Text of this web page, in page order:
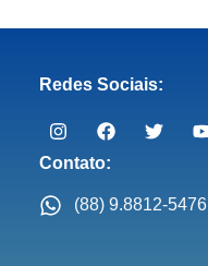
Redes Sociais:
Contato:
(88) 9.8812-5476